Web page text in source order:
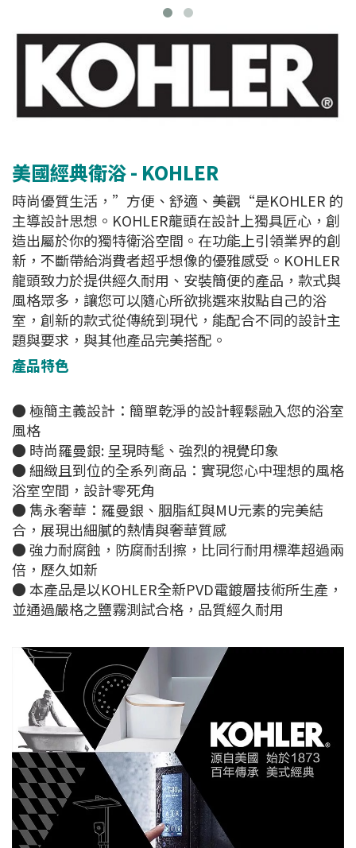
美國經典衛浴 - KOHLER
時尚優質生活，”方便、舒適、美觀“是KOHLER 的
主導設計思想。KOHLER龍頭在設計上獨具匠心，創
造出屬於你的獨特衛浴空間。在功能上引領業界的創
新，不斷帶給消費者超乎想像的優雅感受。KOHLER
龍頭致力於提供經久耐用、安裝簡便的產品，款式與
風格眾多，讓您可以隨心所欲挑選來妝點自己的浴
室，創新的款式從傳統到現代，能配合不同的設計主
題與要求，與其他產品完美搭配。
產品特色
● 極簡主義設計：簡單乾淨的設計輕鬆融入您的浴室
風格
● 時尚羅曼銀: 呈現時髦、強烈的視覺印象
● 細緻且到位的全系列商品：實現您心中理想的風格
浴室空間，設計零死角
● 雋永奢華：羅曼銀、胭脂紅與MU元素的完美結
合，展現出細膩的熱情與奢華質感
● 強力耐腐蝕，防腐耐刮擦，比同行耐用標準超過兩
倍，歷久如新
● 本產品是以KOHLER全新PVD電鍍層技術所生產，
並通過嚴格之鹽霧測試合格，品質經久耐用